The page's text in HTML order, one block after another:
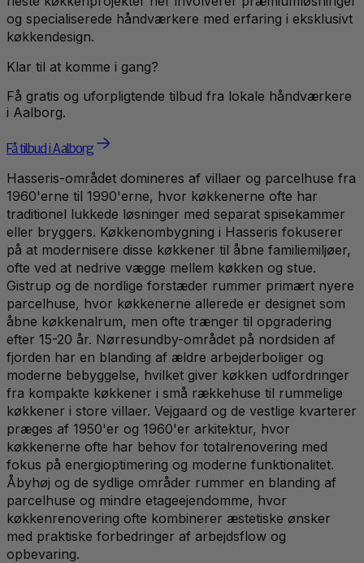
og specialiserede håndværkere med erfaring i eksklusivt
køkkendesign.
Klar til at komme i gang?
Få gratis og uforpligtende tilbud fra lokale håndværkere
i Aalborg.
Få tilbud i Aalborg
Hasseris-området domineres af villaer og parcelhuse fra
1960'erne til 1990'erne, hvor køkkenerne ofte har
traditionel lukkede løsninger med separat spisekammer
eller bryggers. Køkkenombygning i Hasseris fokuserer
på at modernisere disse køkkener til åbne familiemiljøer,
ofte ved at nedrive vægge mellem køkken og stue.
Gistrup og de nordlige forstæder rummer primært nyere
parcelhuse, hvor køkkenerne allerede er designet som
åbne køkkenalrum, men ofte trænger til opgradering
efter 15-20 år. Nørresundby-området på nordsiden af
fjorden har en blanding af ældre arbejderboliger og
moderne bebyggelse, hvilket giver køkken udfordringer
fra kompakte køkkener i små rækkehuse til rummelige
køkkener i store villaer. Vejgaard og de vestlige kvarterer
præges af 1950'er og 1960'er arkitektur, hvor
køkkenerne ofte har behov for totalrenovering med
fokus på energioptimering og moderne funktionalitet.
Åbyhøj og de sydlige områder rummer en blanding af
parcelhuse og mindre etageejendomme, hvor
køkkenrenovering ofte kombinerer æstetiske ønsker
med praktiske forbedringer af arbejdsflow og
opbevaring.